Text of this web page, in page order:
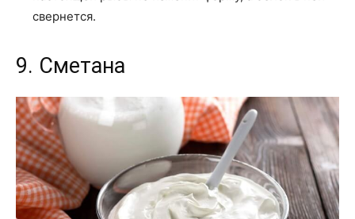
свернется.
9. Сметана